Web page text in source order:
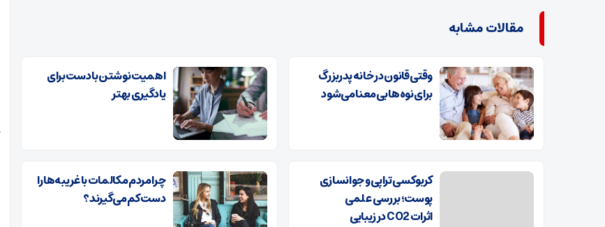
مقالات مشابه
وقتی قانون در خانه پدربزرگ
برای نوه‌ها بی‌معنا می‌شود
اهمیت نوشتن با دست برای
یادگیری بهتر
کربوکسی تراپی و جوانسازی
پوست؛ بررسی علمی
اثرات CO2 در زیبایی
چرا مردم مکالمات با غریبه‌ها را
دست کم می‌گیرند؟